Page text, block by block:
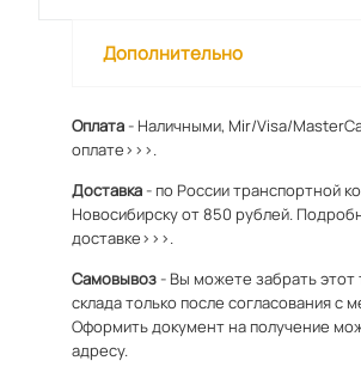
Дополнительно
Оплата- Наличными, Mir/Visa/
оплате>>>.
Доставка- по России транспортной
Новосибирску от 850 рублей.
доставке>>>.
Самовывоз- Вы можете забрать этот
склада только после согласования с
Оформить документ на получение
адресу.